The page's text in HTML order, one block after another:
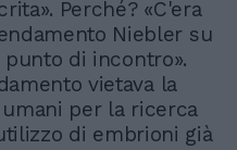
Perché? «C'era
Niebler su
di incontro».
vietava la
per la ricerca
di embrioni già